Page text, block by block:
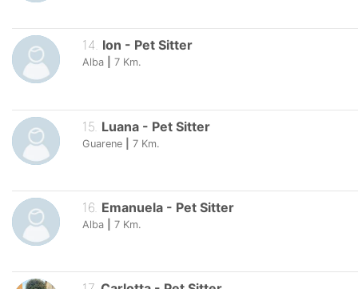
14. Ion - Pet Sitter
Alba 7 Km.
15 Luana - Pet Sitter
Guarene 7 Km.
16 Emanuela - Pet Sitter
Alba 7 Km.